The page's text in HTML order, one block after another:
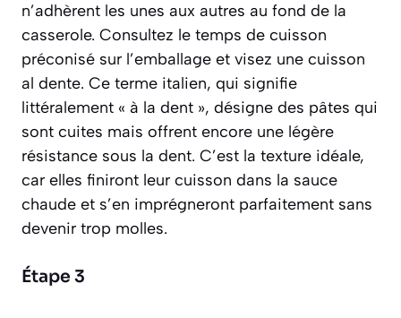
n’adhèrent les unes aux autres au fond de la
casserole. Consultez le temps de cuisson
préconisé sur l’emballage et visez une cuisson
al dente. Ce terme italien, qui signifie
littéralement « à la dent », désigne des pâtes qui
sont cuites mais offrent encore une légère
résistance sous la dent. C’est la texture idéale,
car elles finiront leur cuisson dans la sauce
chaude et s’en imprégneront parfaitement sans
devenir trop molles.
Étape 3